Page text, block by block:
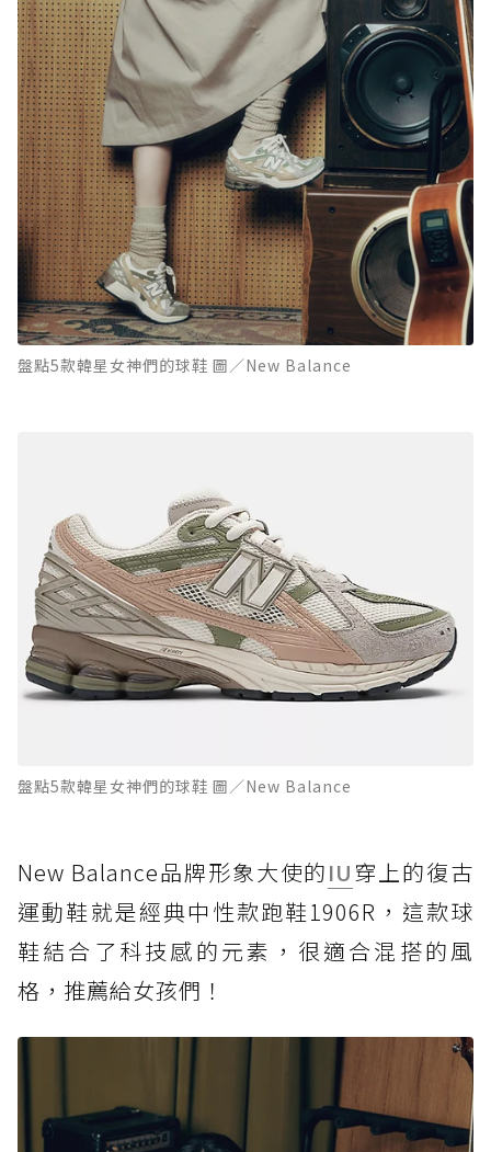
盤點5款韓星女神們的球鞋 圖／New Balance
盤點5款韓星女神們的球鞋 圖／New Balance
New Balance品牌形象大使的IU穿上的復古
運動鞋就是經典中性款跑鞋1906R，這款球
鞋結合了科技感的元素，很適合混搭的風
格，推薦給女孩們！